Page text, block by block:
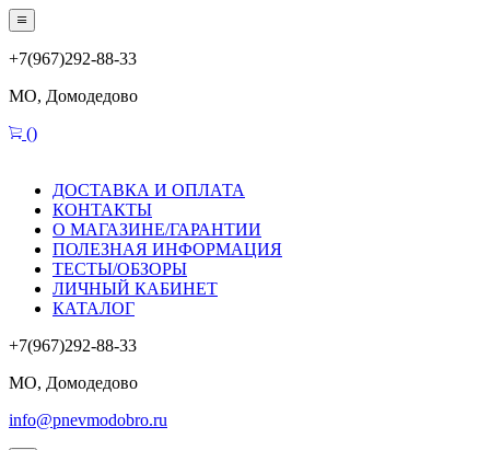
+7(967)292-88-33
МО, Домодедово
()
ДОСТАВКА И ОПЛАТА
КОНТАКТЫ
О МАГАЗИНЕ/ГАРАНТИИ
ПОЛЕЗНАЯ ИНФОРМАЦИЯ
ТЕСТЫ/ОБЗОРЫ
ЛИЧНЫЙ КАБИНЕТ
КАТАЛОГ
+7(967)292-88-33
МО, Домодедово
info@pnevmodobro.ru